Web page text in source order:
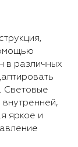
в различных
Световые
внутренней,
яркое и